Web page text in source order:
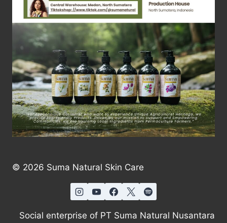
© 2026 Suma Natural Skin Care
Social enterprise of PT Suma Natural Nusantara